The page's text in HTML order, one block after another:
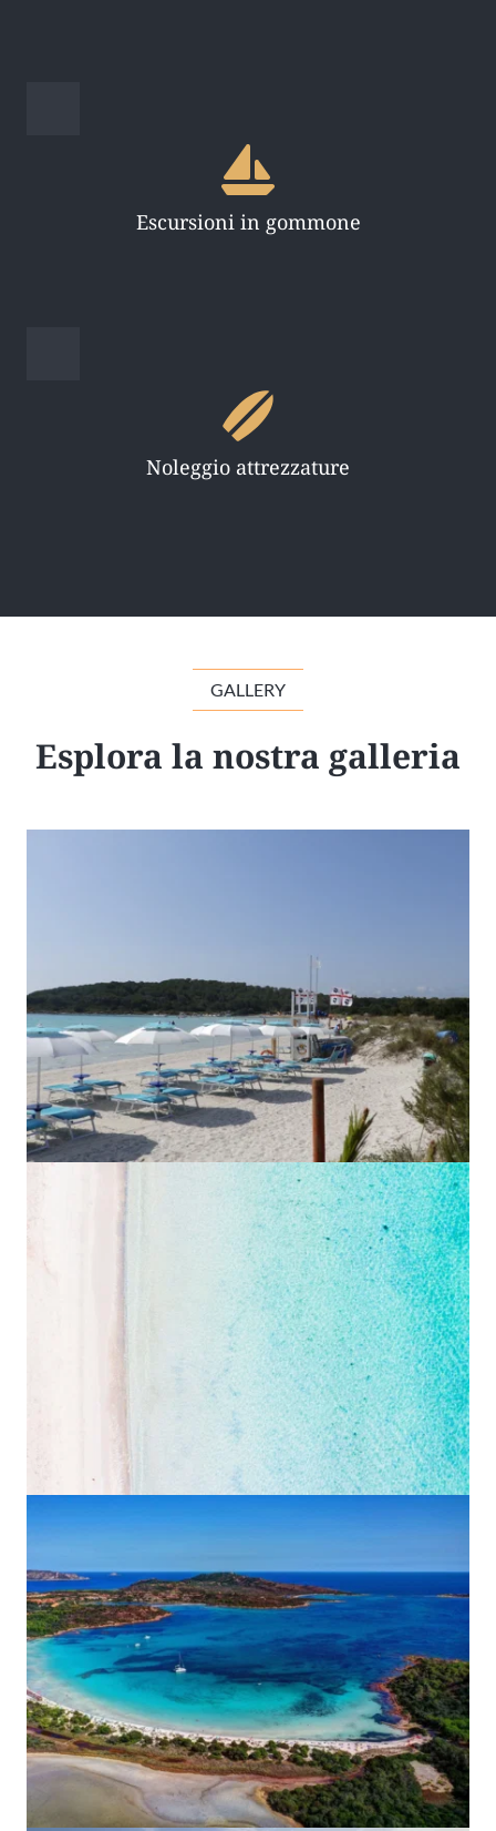
Escursioni in gommone
Noleggio attrezzature
GALLERY
Esplora la nostra galleria